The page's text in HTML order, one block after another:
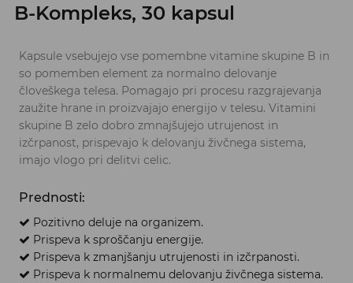
B-Kompleks, 30 kapsul
Kapsule vsebujejo vse pomembne vitamine skupine B in
so pomemben element za normalno delovanje
človeškega telesa. Pomagajo pri procesu razgrajevanja
zaužite hrane in proizvajajo energijo v telesu. Vitamini
skupine B zelo dobro zmnajšujejo utrujenost in
izčrpanost, prispevajo k delovanju živčnega sistema,
imajo vlogo pri delitvi celic.
Prednosti:
Pozitivno deluje na organizem.
Prispeva k sproščanju energije.
Prispeva k zmanjšanju utrujenosti in izčrpanosti.
Prispeva k normalnemu delovanju živčnega sistema.